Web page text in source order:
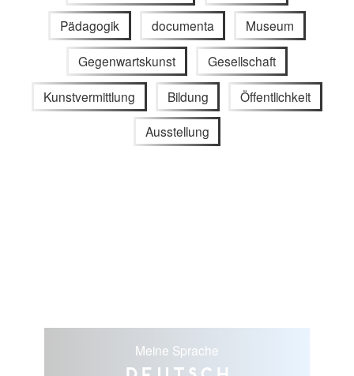
Pädagogik documenta Museum
Gegenwartskunst Gesellschaft
Kunstvermittlung Bildung Öffentlichkeit
Ausstellung
Meine Sprache